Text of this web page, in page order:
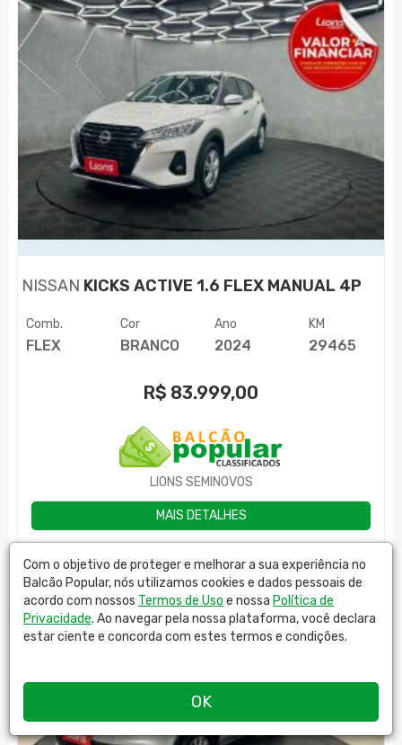
NISSAN KICKS ACTIVE 1.6 FLEX MANUAL 4P
Comb.
FLEX
Cor
BRANCO
Ano
2024
KM
29465
R$ 83.999,00
LIONS SEMINOVOS
MAIS DETALHES
Com o objetivo de proteger e melhorar a sua experiência no
Balcão Popular, nós utilizamos cookies e dados pessoais de
acordo com nossos Termos de Uso e nossa Política de
Privacidade. Ao navegar pela nossa plataforma, você declara
estar ciente e concorda com estes termos e condições.
OK